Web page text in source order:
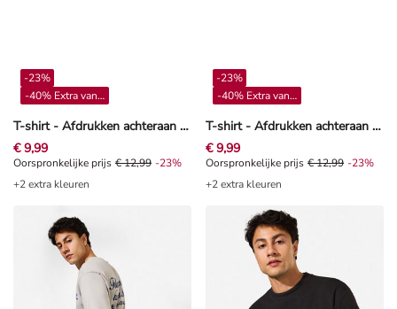
T-shirt - Afdrukken achteraan - Turkoois
-23%
-40% Extra vanaf 4**
€ 9,99
Oorspronkelijke prijs € 12,99, Korting -23%
Oorspronkelijke prijs € 12,99 -23%
+2 extra kleuren
T-shirt - Afdrukken achteraan - Zwart
-23%
-40% Extra vanaf 4**
€ 9,99
Oorspronkelijke prijs € 12,99,
Oorspronkelijke prijs € 12,99 -23%
+2 extra kleuren